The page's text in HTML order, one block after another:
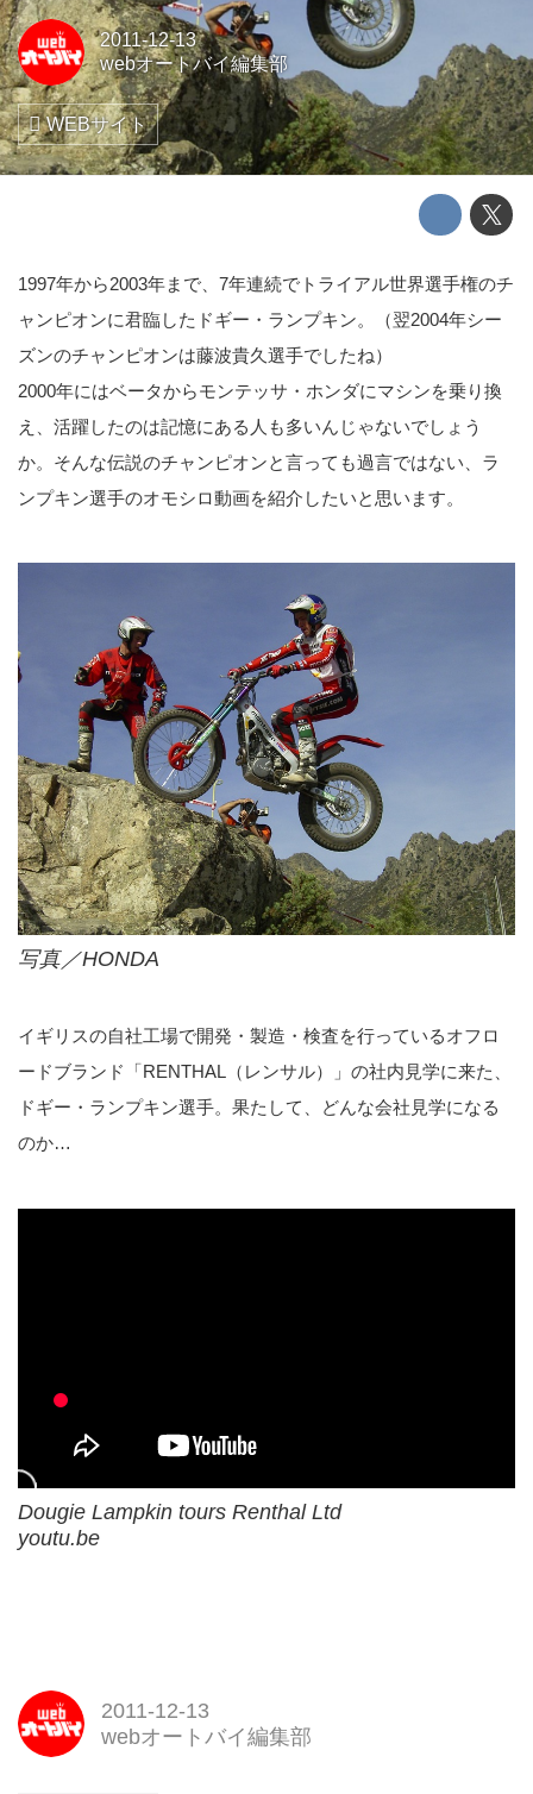
2011-12-13
webオートバイ編集部
WEBサイト
1997年から2003年まで、7年連続でトライアル世界選手権のチ
ャンピオンに君臨したドギー・ランプキン。（翌2004年シー
ズンのチャンピオンは藤波貴久選手でしたね）
2000年にはベータからモンテッサ・ホンダにマシンを乗り換
え、活躍したのは記憶にある人も多いんじゃないでしょう
か。そんな伝説のチャンピオンと言っても過言ではない、ラ
ンプキン選手のオモシロ動画を紹介したいと思います。
写真／HONDA
イギリスの自社工場で開発・製造・検査を行っているオフロ
ードブランド「RENTHAL（レンサル）」の社内見学に来た、
ドギー・ランプキン選手。果たして、どんな会社見学になる
のか…
Dougie Lampkin tours Renthal Ltd
youtu.be
2011-12-13
webオートバイ編集部